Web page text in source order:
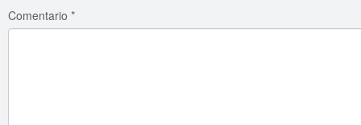
Comentario *